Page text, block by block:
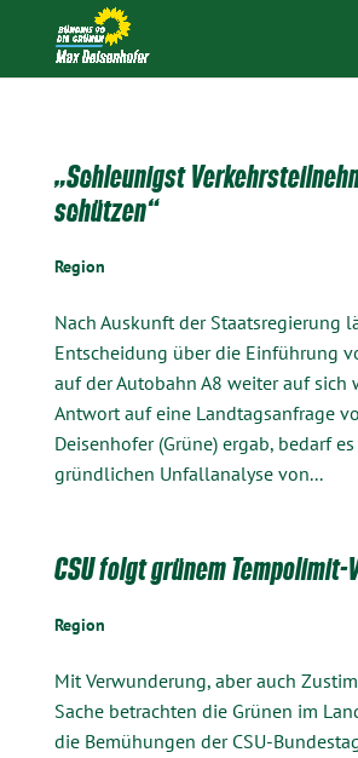
„Schleunigst
schützen“
Region
Nach Auskunft der Staatsregierung
Entscheidung über die Einführung
auf der Autobahn A8 weiter auf sich
Antwort auf eine Landtagsanfrage
Deisenhofer (Grüne) ergab, bedarf
gründlichen Unfallanalyse von...
CSU folgt grünem Tempolimit-
Region
Mit Verwunderung, aber auch
Sache betrachten die Grünen im
die Bemühungen der CSU-